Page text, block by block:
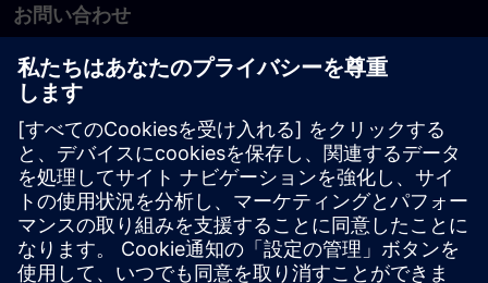
お問い合わせ
PLM製品のお問い合わせ
EDA製品のお問い合わせ
世界各地の事業拠点
サポート・センター
ご意見・ご要望
違法コピーの連絡先